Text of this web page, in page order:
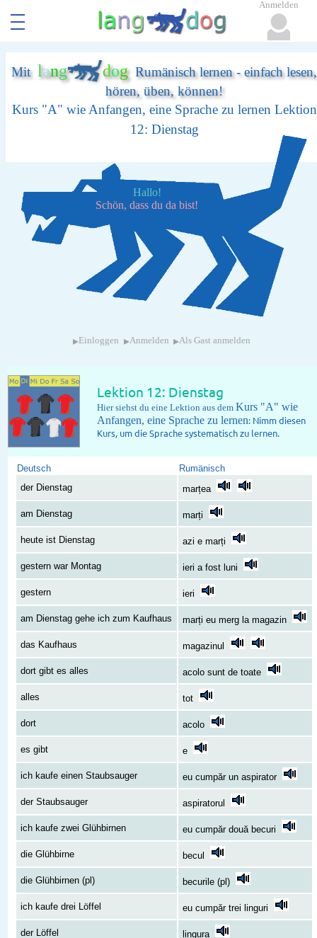
Mit lang dogRumänisch lernen - einfach lesen,
hören, üben, können!
Kurs "A" wie Anfangen, eine Sprache zu lernen Lektion
12: Dienstag
Hallo!
Schön, dass du da bist!
▸ Einloggen ▸Anmelden ▸Als Gast anmelden
Lektion 12: Dienstag
Hier siehst du eine Lektion aus dem Kurs "A" wie
Anfangen, eine Sprache zu lernen: Nimm diesen
Kurs, um die Sprache systematisch zu lernen.
Deutsch
Rumänisch
der Dienstag
marțea
am Dienstag marți
heute ist Dienstag azi e marți
gestern war Montag ieri a fost luni
gestern ieri
am Dienstag gehe ich zum Kaufhaus marți eu merg la magazin
das Kaufhaus magazinul
dort gibt es alles acolo sunt de toate
alles tot
dort acolo
es gibt e
ich kaufe einen Staubsauger eu cumpăr un aspirator
der Staubsauger aspiratorul
ich kaufe zwei Glühbirnen eu cumpăr două becuri
die Glühbirne becul
die Glühbirnen (pl) becurile (pl)
ich kaufe drei Löffel eu cumpăr trei linguri
der Löffel lingura
Anmelden